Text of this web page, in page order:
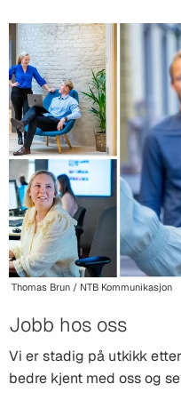
Thomas Brun / NTB Kommunikasjon
Jobb hos oss
Vi er stadig på utkikk
bedre kjent med oss og